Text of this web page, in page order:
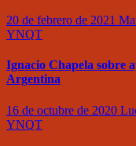
20 de febrero de 2021
YNQT
Ignacio Chapela sobre
Argentina
16 de octubre de 2020
YNQT